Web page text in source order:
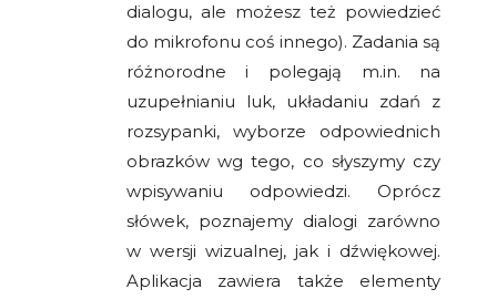
dialogu, ale możesz też powiedzieć
do mikrofonu coś innego). Zadania są
różnorodne i polegają m.in. na
uzupełnianiu luk, układaniu zdań z
rozsypanki, wyborze odpowiednich
obrazków wg tego, co słyszymy czy
wpisywaniu odpowiedzi. Oprócz
słówek, poznajemy dialogi zarówno
w wersji wizualnej, jak i dźwiękowej.
Aplikacja zawiera także elementy